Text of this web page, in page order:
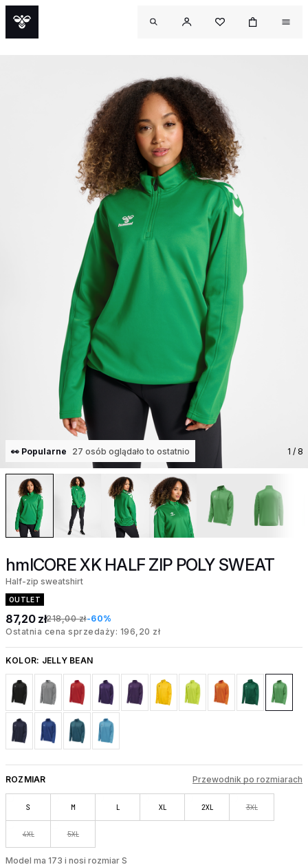
👀 Popularne 27 osób oglądało to ostatnio 1 / 8
hmlCORE XK HALF ZIP POLY SWEAT
Half-zip sweatshirt
OUTLET
87,20 zł218,00 zł-60%
Ostatnia cena sprzedaży: 196,20 zł
KOLOR: JELLY BEAN
ROZMIAR Przewodnik po rozmiarach
S M L XL 2XL 3XL
4XL 5XL
Model ma 173 i nosi rozmiar S